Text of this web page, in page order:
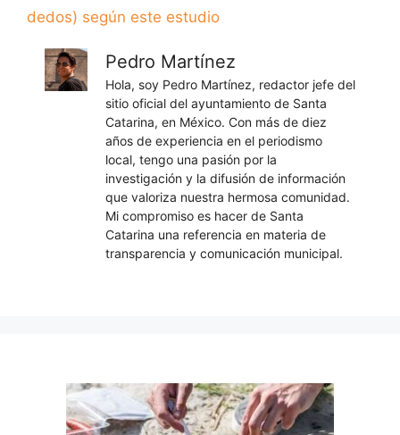
dedos) según este estudio
Pedro Martínez
Hola, soy Pedro Martínez, redactor jefe del
sitio oficial del ayuntamiento de Santa
Catarina, en México. Con más de diez
años de experiencia en el periodismo
local, tengo una pasión por la
investigación y la difusión de información
que valoriza nuestra hermosa comunidad.
Mi compromiso es hacer de Santa
Catarina una referencia en materia de
transparencia y comunicación municipal.